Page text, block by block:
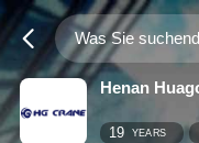
Henan
19 YEARS